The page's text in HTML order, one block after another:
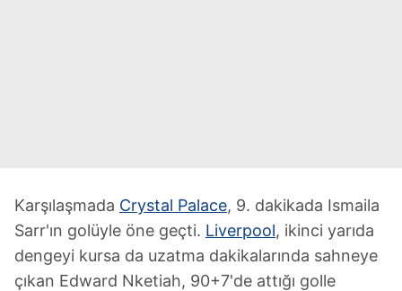
Karşılaşmada Crystal Palace, 9. dakikada Ismaila
Sarr'ın golüyle öne geçti. Liverpool, ikinci yarıda
dengeyi kursa da uzatma dakikalarında sahneye
çıkan Edward Nketiah, 90+7'de attığı golle